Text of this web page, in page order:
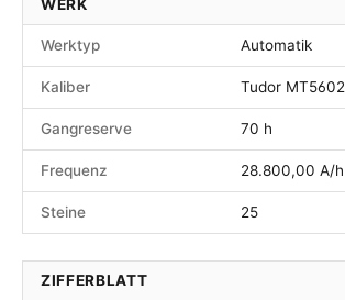
WERK
Werktyp Automatik
Kaliber Tudor MT5602
Gangreserve 70 h
Frequenz 28.800,00 A/h
Steine 25
ZIFFERBLATT